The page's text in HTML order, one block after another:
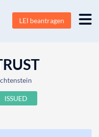
LEI beantragen
ISSUED